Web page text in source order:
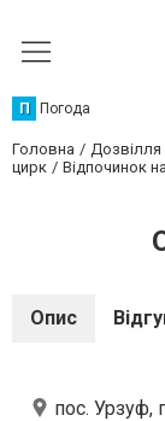
П Погода
Головна Дозвілля
цирк
Відпочинок
Опис
пос. Урзуф,